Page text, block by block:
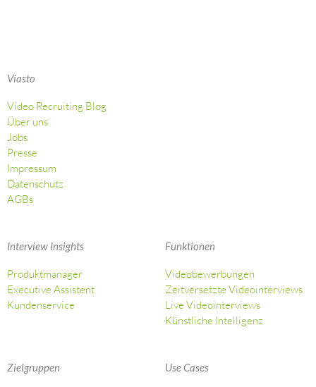
Viasto
Video Recruiting Blog
Über uns
Jobs
Presse
Impressum
Datenschutz
AGBs
Interview Insights
Produktmanager
Executive Assistent
Kundenservice
Funktionen
Videobewerbungen
Zeitversetzte Videointerviews
Live Videointerviews
Künstliche Intelligenz
Zielgruppen Use Cases